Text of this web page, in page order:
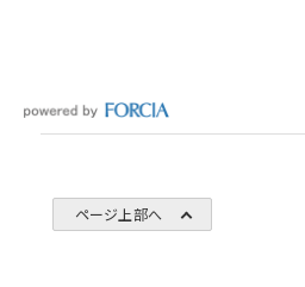
ページ上部へ